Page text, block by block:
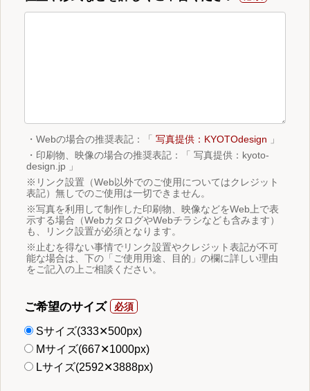
・Webの場合の推奨表記：「 写真提供：KYOTOdesign 」
・印刷物、映像の場合の推奨表記：「 写真提供：kyoto-
design.jp 」
※リンク設置（Web以外でのご使用についてはクレジット
表記）無しでのご使用は一切できません。
※写真を利用して制作した印刷物、映像などをWeb上で表
示する場合（WebカタログやWebチラシなども含みます）
も、リンク設置が必須となります。
※止むを得ない事情でリンク設置やクレジット表記が不可
能な場合は、下の「ご使用用途、目的」の欄に詳しい理由
をご記入の上ご相談ください。
ご希望のサイズ
Sサイズ(333✕500px)
Mサイズ(667✕1000px)
Lサイズ(2592✕3888px)